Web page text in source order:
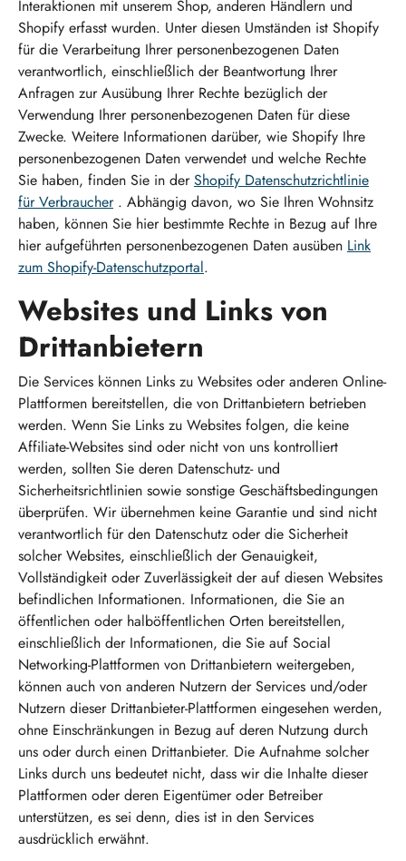
Interaktionen mit unserem Shop, anderen Händlern und
Shopify erfasst wurden. Unter diesen Umständen ist Shopify
für die Verarbeitung Ihrer personenbezogenen Daten
verantwortlich, einschließlich der Beantwortung Ihrer
Anfragen zur Ausübung Ihrer Rechte bezüglich der
Verwendung Ihrer personenbezogenen Daten für diese
Zwecke. Weitere Informationen darüber, wie Shopify Ihre
personenbezogenen Daten verwendet und welche Rechte
Sie haben, finden Sie in derShopify Datenschutzrichtlinie
für Verbraucher. Abhängig davon, wo Sie Ihren Wohnsitz
haben, können Sie hier bestimmte Rechte in Bezug auf Ihre
hier aufgeführten personenbezogenen Daten ausüben Link
zum Shopify-Datenschutzportal.
Websites und Links von
Drittanbietern
Die Services können Links zu Websites oder anderen Online-
Plattformen bereitstellen, die von Drittanbietern betrieben
werden. Wenn Sie Links zu Websites folgen, die keine
Affiliate-Websites sind oder nicht von uns kontrolliert
werden, sollten Sie deren Datenschutz- und
Sicherheitsrichtlinien sowie sonstige Geschäftsbedingungen
überprüfen. Wir übernehmen keine Garantie und sind nicht
verantwortlich für den Datenschutz oder die Sicherheit
solcher Websites, einschließlich der Genauigkeit,
Vollständigkeit oder Zuverlässigkeit der auf diesen Websites
befindlichen Informationen. Informationen, die Sie an
öffentlichen oder halböffentlichen Orten bereitstellen,
einschließlich der Informationen, die Sie auf Social
Networking-Plattformen von Drittanbietern weitergeben,
können auch von anderen Nutzern der Services und/oder
Nutzern dieser Drittanbieter-Plattformen eingesehen werden,
ohne Einschränkungen in Bezug auf deren Nutzung durch
uns oder durch einen Drittanbieter. Die Aufnahme solcher
Links durch uns bedeutet nicht, dass wir die Inhalte dieser
Plattformen oder deren Eigentümer oder Betreiber
unterstützen, es sei denn, dies ist in den Services
ausdrücklich erwähnt.